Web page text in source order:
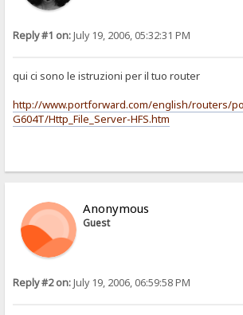
Reply #1 on:July 19, 2006, 05:32:31 PM
qui ci sono le istruzioni per il tuo router
http://www.portforward.com/english/routers/
G604T/Http_File_Server-HFS.htm
Anonymous
Guest
Reply #2 on:July 19, 2006, 06:59:58 PM